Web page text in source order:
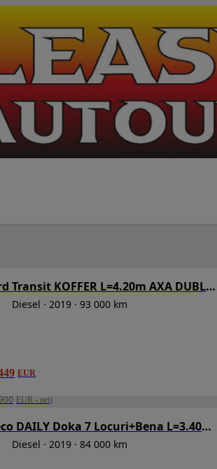
Ford Transit KOFFER L=4.20m AXA DUBLA + Lift Hidraulic
Diesel 2019 93 000 km
EUR
EUR - net)
Iveco DAILY Doka 7 Locuri+Bena L=3.40m | Motor 3.0 |
Diesel 2019 84 000 km